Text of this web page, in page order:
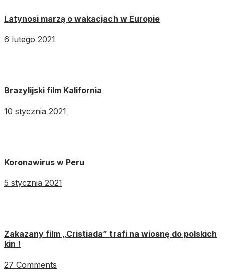
Latynosi marzą o wakacjach w Europie
6 lutego 2021
Brazylijski film Kalifornia
10 stycznia 2021
Koronawirus w Peru
5 stycznia 2021
Zakazany film „Cristiada” trafi na wiosnę do polskich
kin !
27 Comments